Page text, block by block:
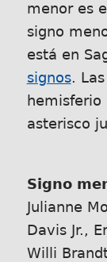
menor es
signo
está en
signos.
hemisferio
asterisco
Signo
Julianne
Davis Jr.,
Willi